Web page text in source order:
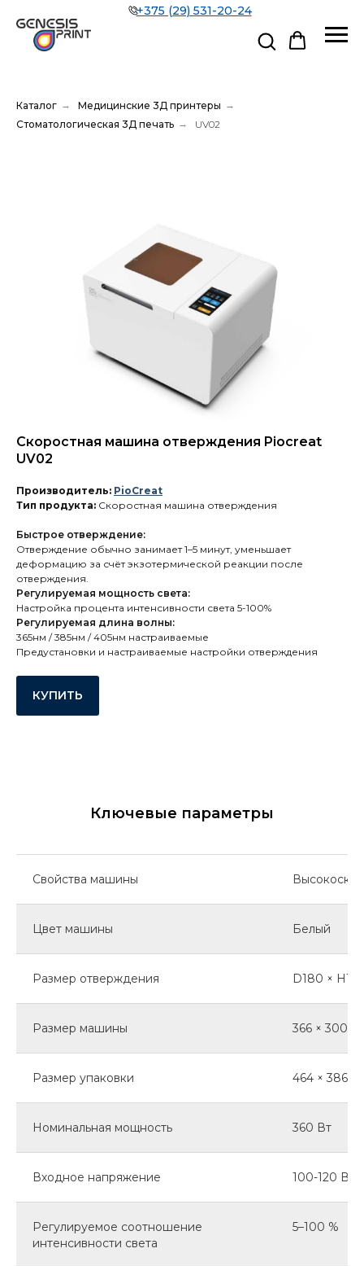
+375 (29) 531-20-24
Каталог → Медицинские 3Д принтеры →
Стоматологическая 3Д печать → UV02
Скоростная машина отверждения Piocreat
UV02
Производитель: PioCreat
Тип продукта: Скоростная машина отверждения
Быстрое отверждение:
Отверждение обычно занимает 1–5 минут, уменьшает
деформацию за счёт экзотермической реакции после
отверждения.
Регулируемая мощность света:
Настройка процента интенсивности света 5-100%
Регулируемая длина волны:
365нм / 385нм / 405нм настраиваемые
Предустановки и настраиваемые настройки отверждения
КУПИТЬ
Ключевые параметры
Свойства машины
Цвет машины Белый
Размер отверждения D180 ×
Размер машины 366 × 300 ×
Размер упаковки 464 × 386 ×
Номинальная мощность 360 Вт
Входное напряжение 100-120 В~
Регулируемое соотношение
интенсивности света
5–100 %